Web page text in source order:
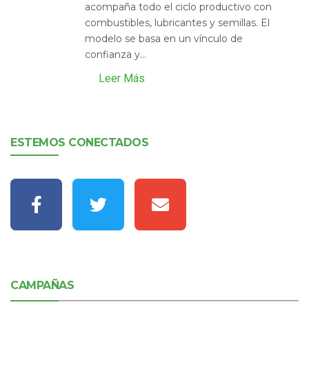
acompaña todo el ciclo productivo con
combustibles, lubricantes y semillas. El
modelo se basa en un vínculo de
confianza y...
Leer Más
ESTEMOS CONECTADOS
CAMPAÑAS